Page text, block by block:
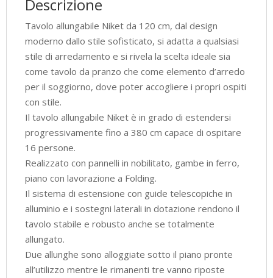
Descrizione
Tavolo allungabile Niket da 120 cm, dal design
moderno dallo stile sofisticato, si adatta a qualsiasi
stile di arredamento e si rivela la scelta ideale sia
come tavolo da pranzo che come elemento d’arredo
per il soggiorno, dove poter accogliere i propri ospiti
con stile.
Il tavolo allungabile Niket è in grado di estendersi
progressivamente fino a 380 cm capace di ospitare
16 persone.
Realizzato con pannelli in nobilitato, gambe in ferro,
piano con lavorazione a Folding.
Il sistema di estensione con guide telescopiche in
alluminio e i sostegni laterali in dotazione rendono il
tavolo stabile e robusto anche se totalmente
allungato.
Due allunghe sono alloggiate sotto il piano pronte
all’utilizzo mentre le rimanenti tre vanno riposte